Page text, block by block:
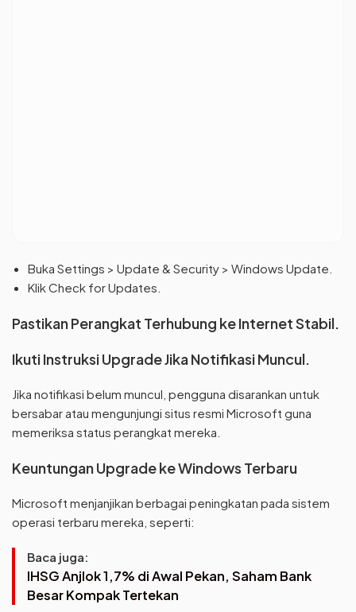
Buka Settings > Update & Security > Windows Update.
Klik Check for Updates.
Pastikan Perangkat Terhubung ke Internet Stabil.
Ikuti Instruksi Upgrade Jika Notifikasi Muncul.
Jika notifikasi belum muncul, pengguna disarankan untuk
bersabar atau mengunjungi situs resmi Microsoft guna
memeriksa status perangkat mereka.
Keuntungan Upgrade ke Windows Terbaru
Microsoft menjanjikan berbagai peningkatan pada sistem
operasi terbaru mereka, seperti:
Baca juga:
IHSG Anjlok 1,7% di Awal Pekan, Saham Bank
Besar Kompak Tertekan